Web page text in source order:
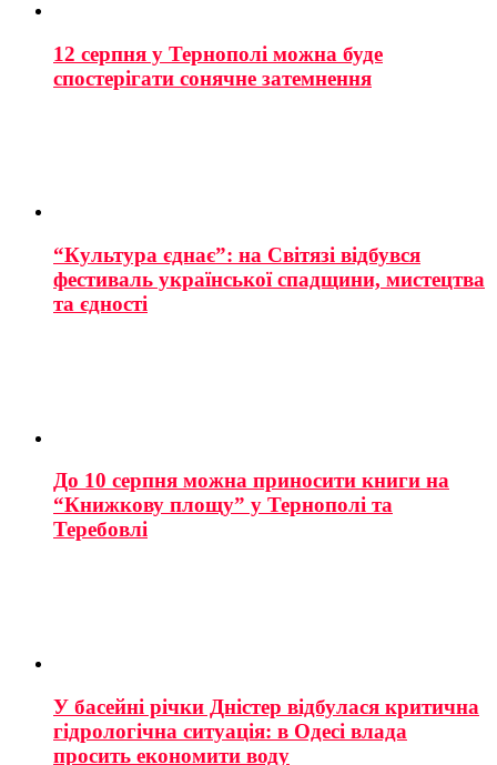
12 серпня у Тернополі можна буде
спостерігати сонячне затемнення
“Культура єднає”: на Світязі відбувся
фестиваль української спадщини, мистецтва
та єдності
До 10 серпня можна приносити книги на
“Книжкову площу” у Тернополі та
Теребовлі
У басейні річки Дністер відбулася критична
гідрологічна ситуація: в Одесі влада
просить економити воду